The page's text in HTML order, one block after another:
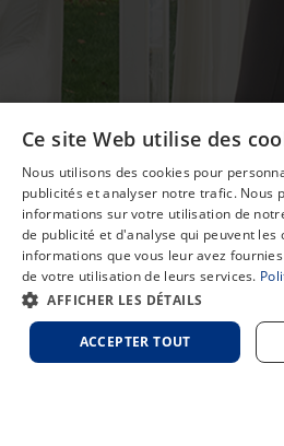
Ce site Web utilise des
Nous utilisons des cookies pour
publicités et analyser notre trafic. Nous
informations sur votre utilisation de
de publicité et d'analyse qui peuvent les
informations que vous leur avez
de votre utilisation de leurs services.
AFFICHER LES DÉTAILS
ACCEPTER TOUT